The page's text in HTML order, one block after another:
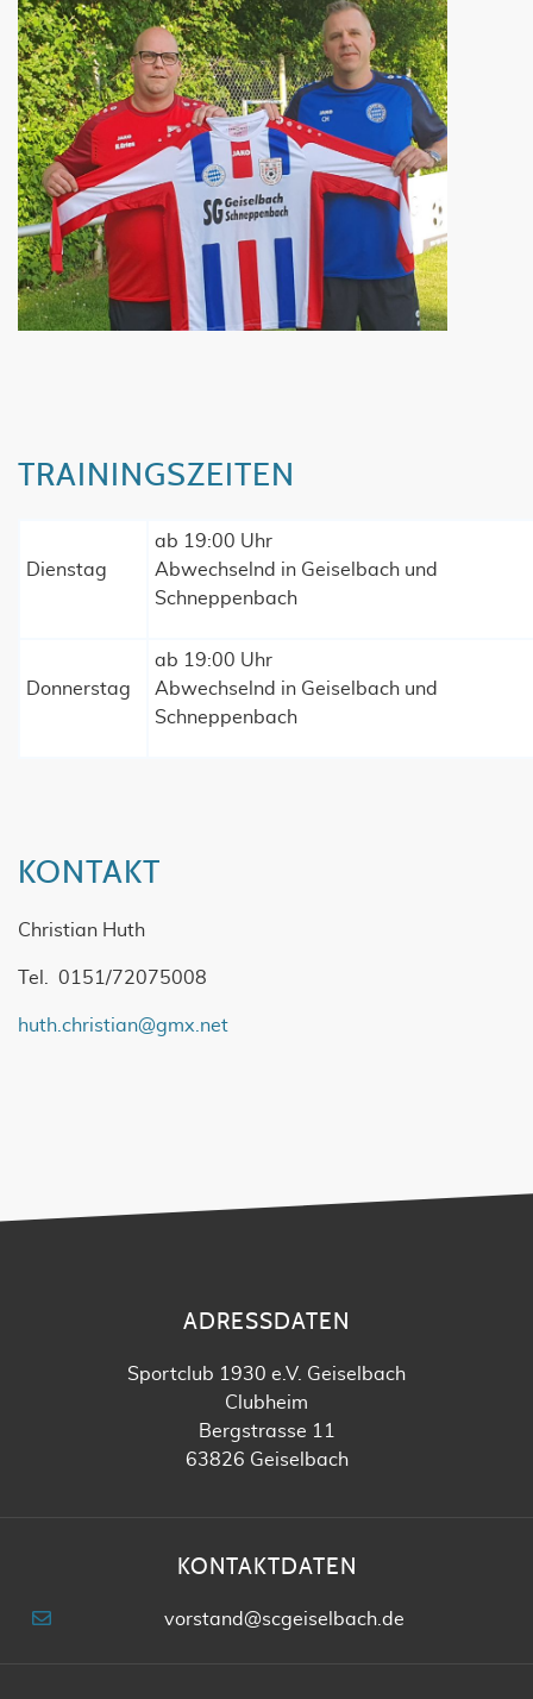
TRAININGSZEITEN
Dienstag
ab 19:00 Uhr
Abwechselnd in Geiselbach und
Schneppenbach
Donnerstag
ab 19:00 Uhr
Abwechselnd in Geiselbach und
Schneppenbach
KONTAKT
Christian Huth
Tel. 0151/72075008
huth.christian@gmx.net
ADRESSDATEN
Sportclub 1930 e.V. Geiselbach
Clubheim
Bergstrasse 11
63826 Geiselbach
KONTAKTDATEN
vorstand@scgeiselbach.de